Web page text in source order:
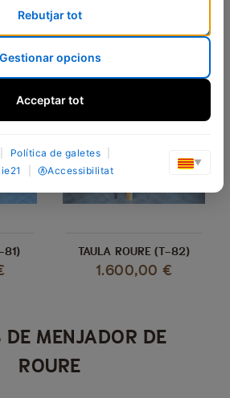
79) TAULA ROURE (T-80)
3.800,00 €
81) TAULA ROURE (T-82)
1.600,00 €
MENJADOR DE
ROURE
Rebutjar tot
Gestionar opcions
Acceptar tot
Política de galetes
Accessibilitat
▼